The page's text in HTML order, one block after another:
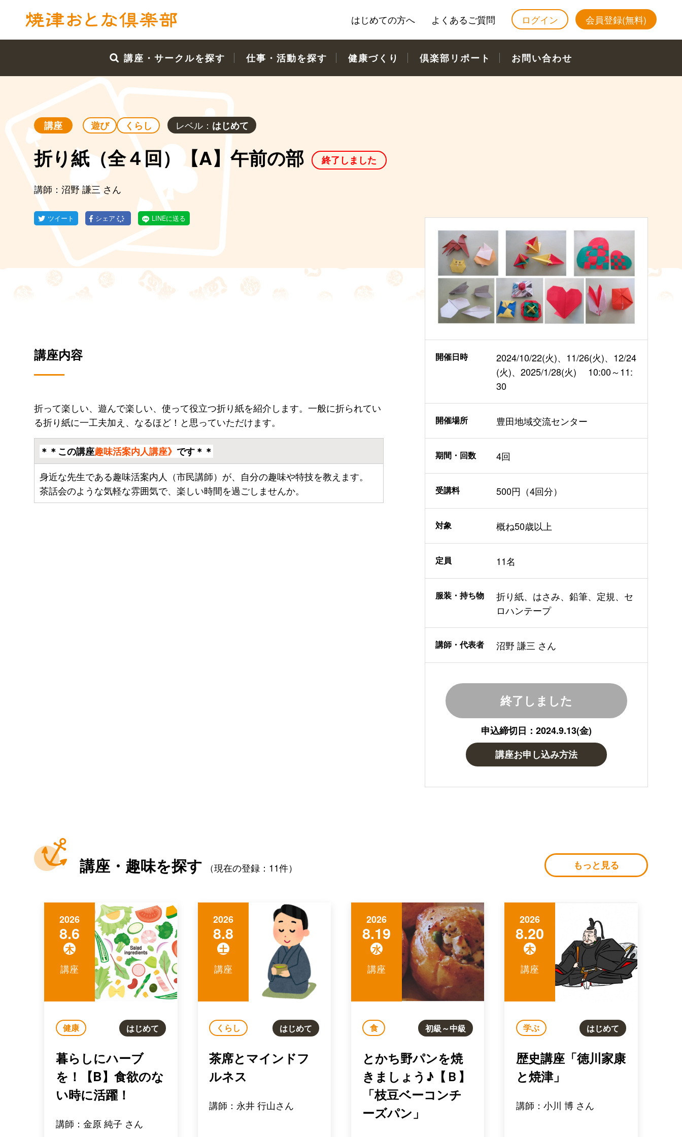
はじめての方へ よくあるご質問 ログイン 会員登録(無料)
講座・サークルを探す 仕事・活動を探す 健康づくり 倶楽部リポート お問い合わせ
講座 遊び くらし レベル： はじめて
折り紙（全４回）【A】午前の部 終了しました
講師：沼野 謙三 さん
ツイート シェア LINEに送る
講座内容
折って楽しい、遊んで楽しい、使って役立つ折り紙を紹介します。一般に折られてい
る折り紙に一工夫加え、なるほど！と思っていただけます。
＊＊この講座趣味活案内人講座》 です＊＊
身近な先生である趣味活案内人（市民講師）が、自分の趣味や特技を教えます。
茶話会のような気軽な雰囲気で、楽しい時間を過ごしませんか。
開催日時
2024/10/22(火)、11/26(火)、12/24
(火)、2025/1/28(火) 10:00～11:
30
開催場所 豊田地域交流センター
期間・回数 4回
受講料 500円（4回分）
対象 概ね50歳以上
定員 11名
服装・持ち物
折り紙、はさみ、鉛筆、定規、セ
ロハンテープ
講師・代表者 沼野 謙三 さん
終了しました
申込締切日：2024.9.13(金)
講座お申し込み方法
講座・趣味を探す （現在の登録：11件） もっと見る
2026
8.6
木
講座
健康 はじめて
暮らしにハーブ
を！【B】食欲のな
い時に活躍！
講師：金原 純子 さん
2026
8.8
土
講座
くらし はじめて
茶席とマインドフ
ルネス
講師：永井 行山さん
2026
8.19
水
講座
食 初級～中級
とかち野パンを焼
きましょう♪【Ｂ】
「枝豆ベーコンチ
ーズパン」
2026
8.20
木
講座
学ぶ はじめて
歴史講座「徳川家康
と焼津」
講師：小川 博 さん